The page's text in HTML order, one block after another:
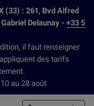
(33) : 261, Bvd Alfred
Delaunay - +33 5
il faut renseigner
des tarifs
au 28 août